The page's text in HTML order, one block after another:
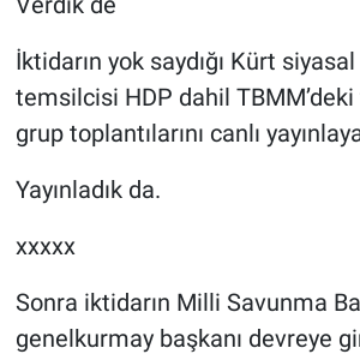
İktidarın yok saydığı Kürt
temsilcisi HDP dahil
grup toplantılarını canlı
Yayınladık da.
xxxxx
Sonra iktidarın Milli Savunma
genelkurmay başkanı devreye